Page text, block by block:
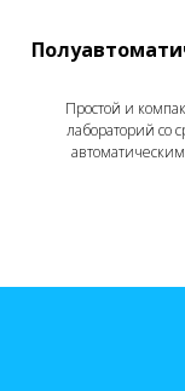
Простой и
лабораторий со